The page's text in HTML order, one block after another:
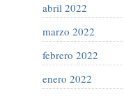
abril 2022
marzo 2022
febrero 2022
enero 2022